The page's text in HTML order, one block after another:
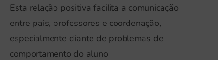
Esta relação positiva facilita a comunicação
entre pais, professores e coordenação,
especialmente diante de problemas de
comportamento do aluno.